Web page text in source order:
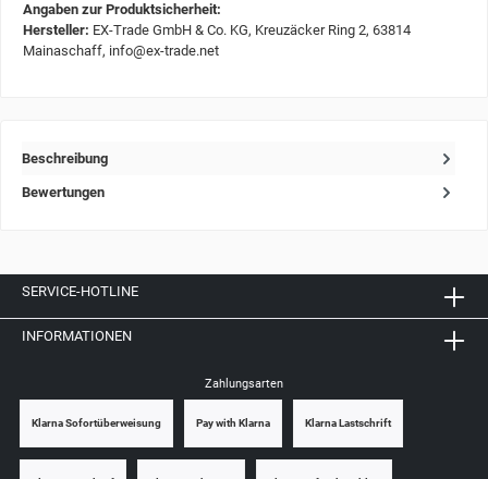
Angaben zur Produktsicherheit:
Hersteller: EX-Trade GmbH & Co. KG, Kreuzäcker Ring 2, 63814
Mainaschaff, info@ex-trade.net
Beschreibung
Bewertungen
SERVICE-HOTLINE
INFORMATIONEN
Zahlungsarten
Klarna Sofortüberweisung Pay with Klarna Klarna Lastschrift